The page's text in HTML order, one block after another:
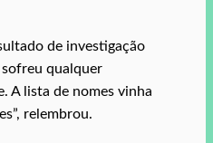
de investigação
qualquer
A lista de nomes vinha
relembrou.